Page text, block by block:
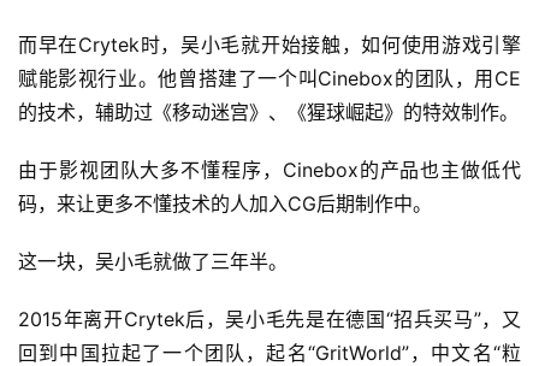
而早在Crytek时，吴小毛就开始接触，如何使用游戏引擎
赋能影视行业。他曾搭建了一个叫Cinebox的团队，用CE
的技术，辅助过《移动迷宫》、《猩球崛起》的特效制作。
由于影视团队大多不懂程序，Cinebox的产品也主做低代
码，来让更多不懂技术的人加入CG后期制作中。
这一块，吴小毛就做了三年半。
2015年离开Crytek后，吴小毛先是在德国“招兵买马”，又
回到中国拉起了一个团队，起名“GritWorld”，中文名“粒